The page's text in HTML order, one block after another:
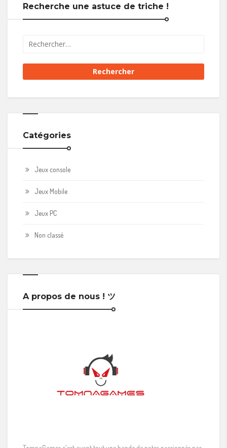
Recherche une astuce de triche !
Catégories
Jeux console
Jeux Mobile
Jeux PC
Non classé
A propos de nous ! ツ